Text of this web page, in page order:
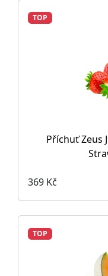
TOP
Příchuť Zeus
369 Kč
TOP